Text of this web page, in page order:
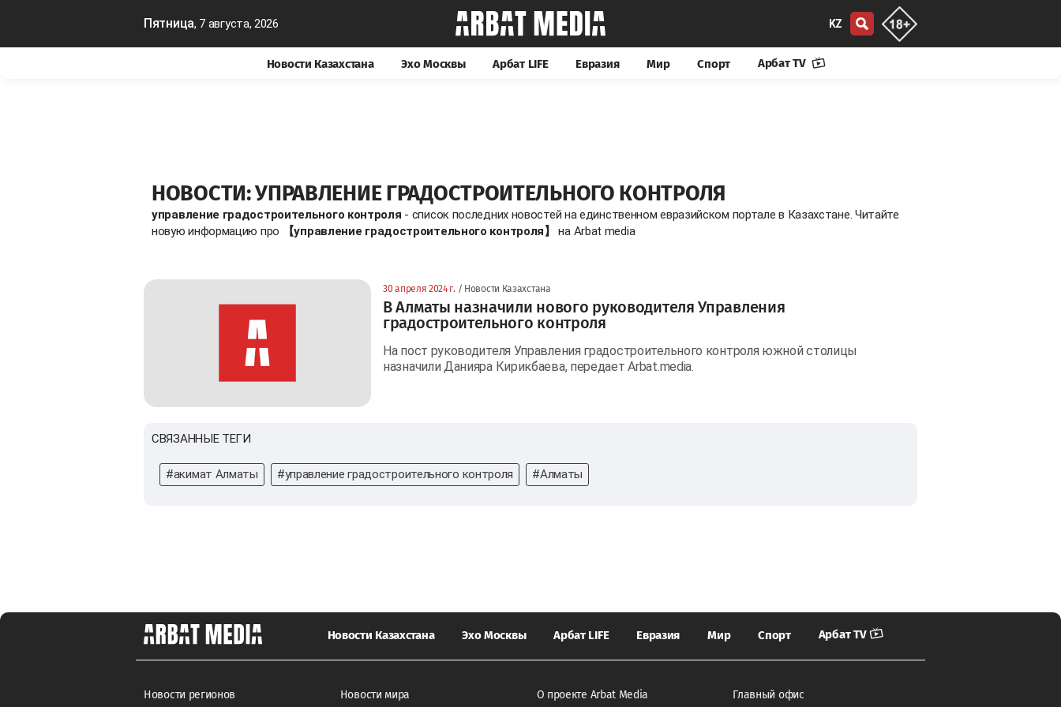
Пятница, 7 августа, 2026 KZ
Новости Казахстана Эхо Москвы Арбат LIFE Евразия Мир Спорт Арбат TV
НОВОСТИ: УПРАВЛЕНИЕ ГРАДОСТРОИТЕЛЬНОГО КОНТРОЛЯ
управление градостроительного контроля - список последних новостей на единственном евразийском портале в Казахстане. Читайте
новую информацию про
【управление градостроительного контроля】 на Arbat media
30 апреля 2024 г. / Новости Казахстана
В Алматы назначили нового руководителя Управления
градостроительного контроля
На пост руководителя Управления градостроительного контроля южной столицы
назначили Данияра Кирикбаева, передает Arbat.media.
СВЯЗАННЫЕ ТЕГИ
#акимат Алматы #управление градостроительного контроля #Алматы
Новости Казахстана Эхо Москвы Арбат LIFE Евразия Мир Спорт Арбат TV
Новости регионов Новости мира О проекте Arbat Media Главный офис